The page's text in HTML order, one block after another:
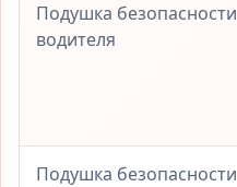
Подушка безопасности
водителя
Подушка безопасности